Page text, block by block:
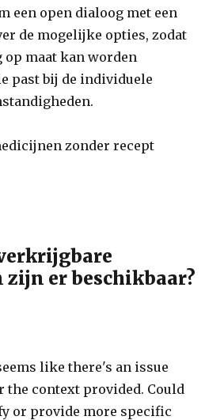
een open dialoog met een
de mogelijke opties, zodat
op maat kan worden
past bij de individuele
er beschikbaar?
like there's an issue
context provided. Could
or provide more specific